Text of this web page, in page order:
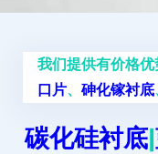
我们提供有价格优
口片、 砷化镓衬底
碳化硅衬底|